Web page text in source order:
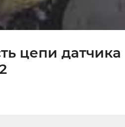
цепи датчика